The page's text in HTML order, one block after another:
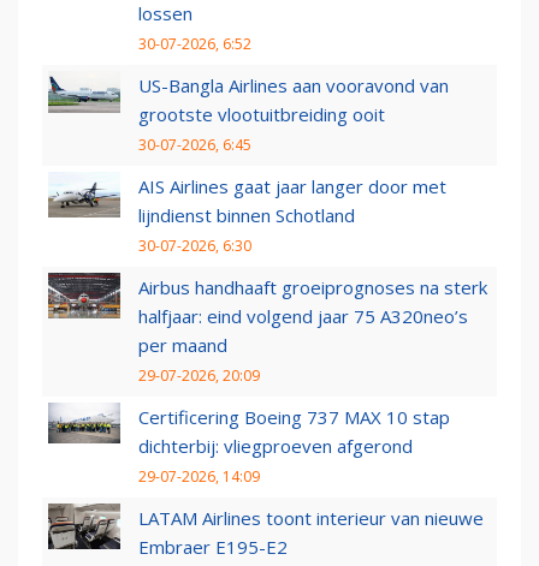
lossen
30-07-2026, 6:52
US-Bangla Airlines aan vooravond van
grootste vlootuitbreiding ooit
30-07-2026, 6:45
AIS Airlines gaat jaar langer door met
lijndienst binnen Schotland
30-07-2026, 6:30
Airbus handhaaft groeiprognoses na sterk
halfjaar: eind volgend jaar 75 A320neo’s
per maand
29-07-2026, 20:09
Certificering Boeing 737 MAX 10 stap
dichterbij: vliegproeven afgerond
29-07-2026, 14:09
LATAM Airlines toont interieur van nieuwe
Embraer E195-E2